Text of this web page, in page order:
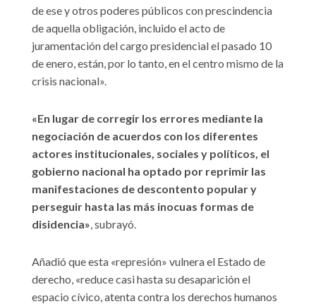
de ese y otros poderes públicos con prescindencia
de aquella obligación, incluido el acto de
juramentación del cargo presidencial el pasado 10
de enero, están, por lo tanto, en el centro mismo de la
crisis nacional».
«En lugar de corregir los errores mediante la
negociación de acuerdos con los diferentes
actores institucionales, sociales y políticos, el
gobierno nacional ha optado por reprimir las
manifestaciones de descontento popular y
perseguir hasta las más inocuas formas de
disidencia», subrayó.
Añadió que esta «represión» vulnera el Estado de
derecho, «reduce casi hasta su desaparición el
espacio cívico, atenta contra los derechos humanos